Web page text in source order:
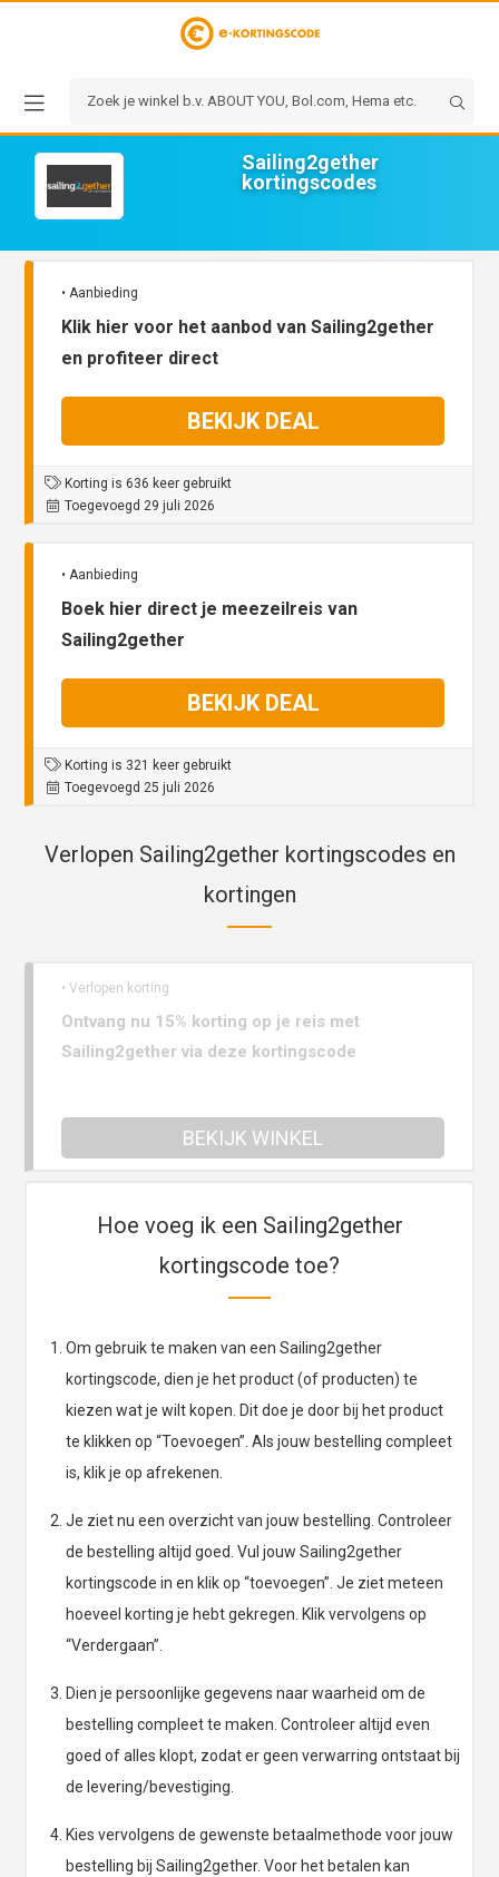
Sailing2gether
kortingscodes
• Aanbieding
Klik hier voor het aanbod van Sailing2gether
en profiteer direct
BEKIJK DEAL
Korting is 636 keer gebruikt
Toegevoegd 29 juli 2026
• Aanbieding
Boek hier direct je meezeilreis van
Sailing2gether
BEKIJK DEAL
Korting is 321 keer gebruikt
Toegevoegd 25 juli 2026
Verlopen Sailing2gether kortingscodes en
kortingen
• Verlopen korting
Ontvang nu 15% korting op je reis met
Sailing2gether via deze kortingscode
BEKIJK WINKEL
Hoe voeg ik een Sailing2gether
kortingscode toe?
Om gebruik te maken van een Sailing2gether
kortingscode, dien je het product (of producten) te
kiezen wat je wilt kopen. Dit doe je door bij het product
te klikken op “Toevoegen”. Als jouw bestelling compleet
is, klik je op afrekenen.
Je ziet nu een overzicht van jouw bestelling. Controleer
de bestelling altijd goed. Vul jouw Sailing2gether
kortingscode in en klik op “toevoegen”. Je ziet meteen
hoeveel korting je hebt gekregen. Klik vervolgens op
“Verdergaan”.
Dien je persoonlijke gegevens naar waarheid om de
bestelling compleet te maken. Controleer altijd even
goed of alles klopt, zodat er geen verwarring ontstaat bij
de levering/bevestiging.
Kies vervolgens de gewenste betaalmethode voor jouw
bestelling bij Sailing2gether. Voor het betalen kan